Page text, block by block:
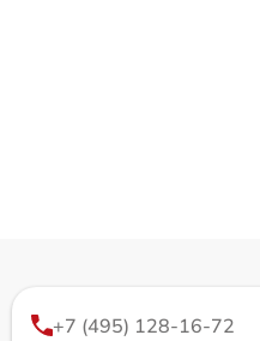
+7 (495) 128-16-72